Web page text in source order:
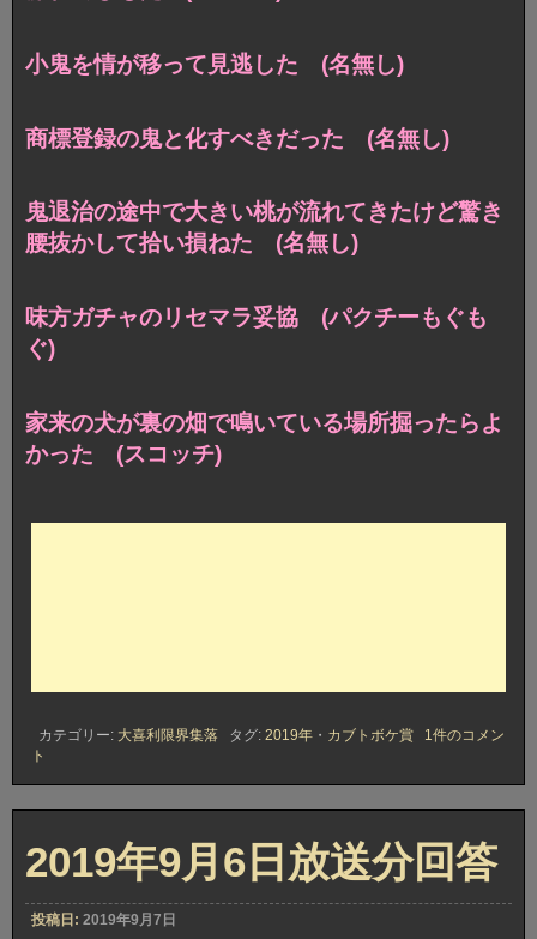
小鬼を情が移って見逃した (名無し)
商標登録の鬼と化すべきだった (名無し)
鬼退治の途中で大きい桃が流れてきたけど驚き
腰抜かして拾い損ねた (名無し)
味方ガチャのリセマラ妥協 (パクチーもぐも
ぐ)
家来の犬が裏の畑で鳴いている場所掘ったらよ
かった (スコッチ)
カテゴリー: 大喜利限界集落 タグ: 2019年 ・ カブトボケ賞
2019
月
6
放
送
カ
1件のコメン
ト
2019年9月6日放送分回答
投稿日: 2019年9月7日